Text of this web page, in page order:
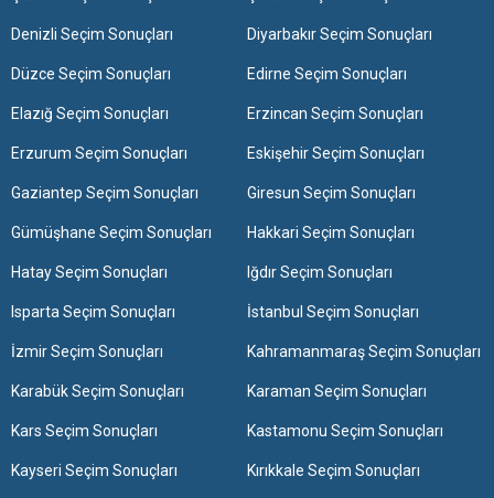
Denizli Seçim Sonuçları Diyarbakır Seçim Sonuçları
Düzce Seçim Sonuçları Edirne Seçim Sonuçları
Elazığ Seçim Sonuçları Erzincan Seçim Sonuçları
Erzurum Seçim Sonuçları Eskişehir Seçim Sonuçları
Gaziantep Seçim Sonuçları Giresun Seçim Sonuçları
Gümüşhane Seçim Sonuçları Hakkari Seçim Sonuçları
Hatay Seçim Sonuçları Iğdır Seçim Sonuçları
Isparta Seçim Sonuçları İstanbul Seçim Sonuçları
İzmir Seçim Sonuçları Kahramanmaraş Seçim Sonuçları
Karabük Seçim Sonuçları Karaman Seçim Sonuçları
Kars Seçim Sonuçları Kastamonu Seçim Sonuçları
Kayseri Seçim Sonuçları Kırıkkale Seçim Sonuçları